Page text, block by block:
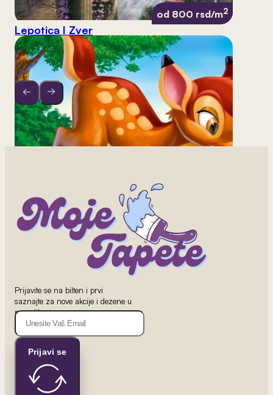
od 800 rsd/m2
Lepotica I Zver
od 800 rsd/m
Prijavite se na bilten i prvi
saznajte za nove akcije i dezene u
ponudi!
Prijavi se